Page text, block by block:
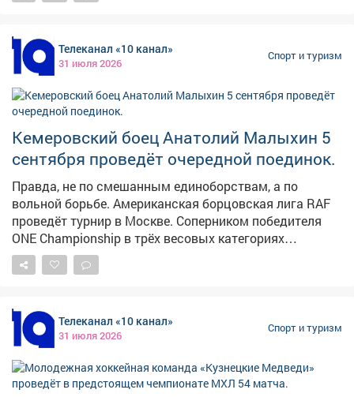
Телеканал «10 канал»
31 июля 2026
Спорт и туризм
Кемеровский боец Анатолий Малыхин 5
сентября проведёт очередной поединок.
Правда, не по смешанным единоборствам, а по
вольной борьбе. Американская борцовская лига RAF
проведёт турнир в Москве. Соперником победителя
ONE Championship в трёх весовых категориях
Анатолия Малыхина будет представитель бойцовской
лиги PFL иранец Пуйя Рахмани. Напомним, за карьеру
поражение. На счету Рахмани - 6 побед и ни одного
поражения.Телеканал «10 канал»
31 июля 2026
Спорт и туризм